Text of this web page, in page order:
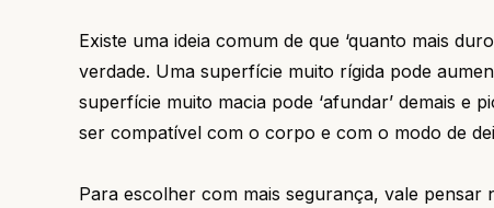
Existe uma ideia comum de que ‘quanto mais
verdade. Uma superfície muito rígida pode
superfície muito macia pode ‘afundar’ demais e
ser compatível com o corpo e com o modo de
Para escolher com mais segurança, vale